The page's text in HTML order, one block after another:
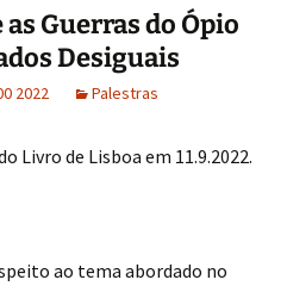
Guerras do Ópio
Desiguais
2022 Palestras
Livro de Lisboa em 11.9.2022.
ao tema abordado no